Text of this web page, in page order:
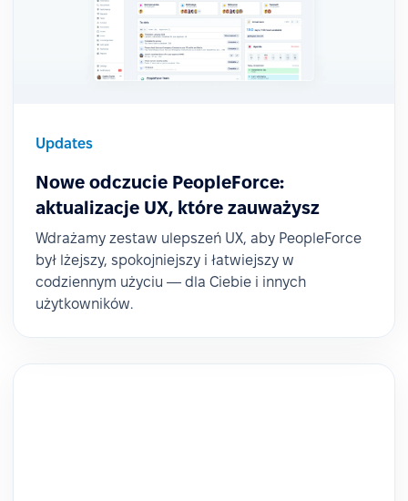
Updates
Nowe odczucie PeopleForce:
aktualizacje UX, które zauważysz
Wdrażamy zestaw ulepszeń UX, aby PeopleForce
był lżejszy, spokojniejszy i łatwiejszy w
codziennym użyciu — dla Ciebie i innych
użytkowników.